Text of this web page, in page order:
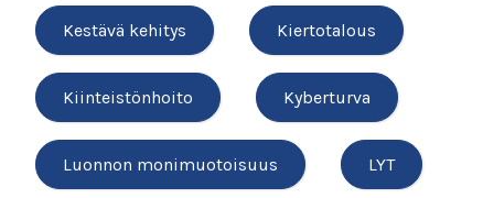
Kestävä kehitys Kiertotalous
Kiinteistönhoito Kyberturva
Luonnon monimuotoisuus LYT